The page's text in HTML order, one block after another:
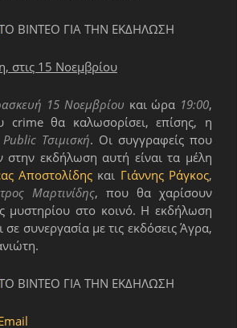
ΒΙΝΤΕΟ ΓΙΑ ΤΗΝ ΕΚΔΗΛΩΣΗ
στις 15 Νοεμβρίου
15 Νοεμβρίου και ώρα 19:00,
crime θα καλωσορίσει, επίσης, η
Public Τσιμισκή. Οι συγγραφείς που
στην εκδήλωση αυτή είναι τα μέλη
Αποστολίδης και Γιάννης Ράγκος,
Μαρτινίδης, που θα χαρίσουν
μυστηρίου στο κοινό. Η εκδήλωση
σε συνεργασία με τις εκδόσεις Άγρα,
ΒΙΝΤΕΟ ΓΙΑ ΤΗΝ ΕΚΔΗΛΩΣΗ